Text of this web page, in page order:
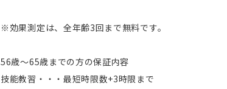
※効果測定は、全年齢3回まで無料です。
56歳～65歳までの方の保証内容
技能教習・・・最短時限数+3時限まで